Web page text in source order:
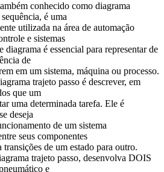
conhecido como diagrama
é uma
utilizada na área de automação
e sistemas
diagrama é essencial para representar de
de
em um sistema, máquina ou processo.
trajeto passo é descrever, em
que um
uma determinada tarefa. Ele é
deseja
de um sistema
seus componentes
de um estado para outro.
trajeto passo, desenvolva DOIS
e